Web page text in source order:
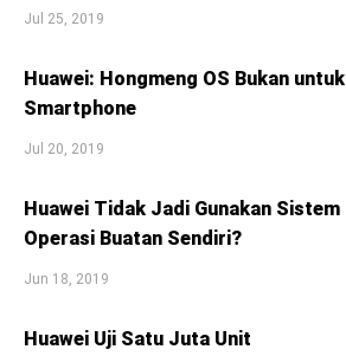
Jul 25, 2019
Huawei: Hongmeng OS Bukan untuk
Smartphone
Jul 20, 2019
Huawei Tidak Jadi Gunakan Sistem
Operasi Buatan Sendiri?
Jun 18, 2019
Huawei Uji Satu Juta Unit